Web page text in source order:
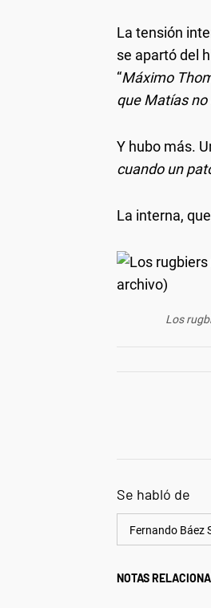
La tensión
se apartó del
“Máximo
que Matías no
Y hubo más.
cuando un
La interna,
Los
Se habló de
Fernando Báez
NOTAS